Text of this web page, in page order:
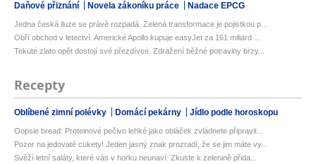
Daňové přiznání Novela zákoníku práce Nadace EPCG
Jedna česká iluze se právě rozpadá. Zelená transformace je pojistkou p...
Obří obchod v letectví. Americké Apollo kupuje easyJet za 161 miliard ...
Tekuté zlato opět dostojí své přezdívce. Zdražení běžné potraviny brzy...
Recepty
Oblíbené zimní polévky Domácí pekárny Jídlo podle horoskopu
Oopsie bread: Proteinové pečivo lehké jako obláček zvládnete připravit...
Pozor na jedovaté cukety! Jeden jasný znak prozradí, že se jim máte vy...
Svěží letní saláty, které vás v horku neunaví: Zkuste k zelenině přida...